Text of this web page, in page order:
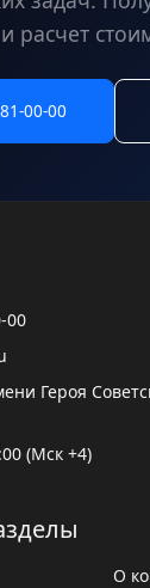
расчет
00-00
00
Героя
(Мск +4)
О